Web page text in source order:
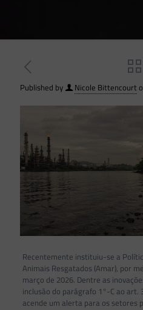
Published by Nicole Bittencourt
Recentemente instituiu-se a
Animais Resgatados (Amar), por
março de 2026. Dentre as
inclusão do parágrafo 1°-C ao art.
acende um alerta para os setores